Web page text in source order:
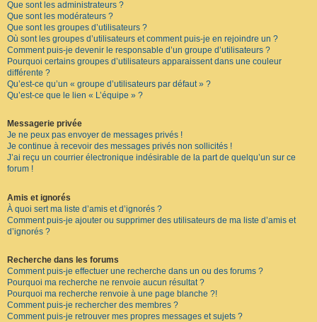
Que sont les administrateurs ?
Que sont les modérateurs ?
Que sont les groupes d’utilisateurs ?
Où sont les groupes d’utilisateurs et comment puis-je en rejoindre un ?
Comment puis-je devenir le responsable d’un groupe d’utilisateurs ?
Pourquoi certains groupes d’utilisateurs apparaissent dans une couleur
différente ?
Qu’est-ce qu’un « groupe d’utilisateurs par défaut » ?
Qu’est-ce que le lien « L’équipe » ?
Messagerie privée
Je ne peux pas envoyer de messages privés !
Je continue à recevoir des messages privés non sollicités !
J’ai reçu un courrier électronique indésirable de la part de quelqu’un sur ce
forum !
Amis et ignorés
À quoi sert ma liste d’amis et d’ignorés ?
Comment puis-je ajouter ou supprimer des utilisateurs de ma liste d’amis et
d’ignorés ?
Recherche dans les forums
Comment puis-je effectuer une recherche dans un ou des forums ?
Pourquoi ma recherche ne renvoie aucun résultat ?
Pourquoi ma recherche renvoie à une page blanche ?!
Comment puis-je rechercher des membres ?
Comment puis-je retrouver mes propres messages et sujets ?